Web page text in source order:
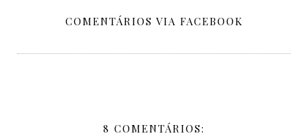
COMENTÁRIOS VIA FACEBOOK
8 COMENTÁRIOS: